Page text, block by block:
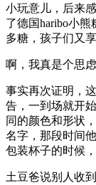
小玩意儿，后来
了德国haribo小
多糖，孩子们又享
啊，我真是个思
事实再次证明，
告，一到场就开
同的颜色和形状
名字，那段时间
包装杯子的时候
土豆爸说别人收